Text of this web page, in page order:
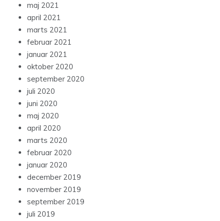
maj 2021
april 2021
marts 2021
februar 2021
januar 2021
oktober 2020
september 2020
juli 2020
juni 2020
maj 2020
april 2020
marts 2020
februar 2020
januar 2020
december 2019
november 2019
september 2019
juli 2019